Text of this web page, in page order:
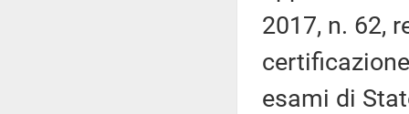
2017, n. 62,
esami di